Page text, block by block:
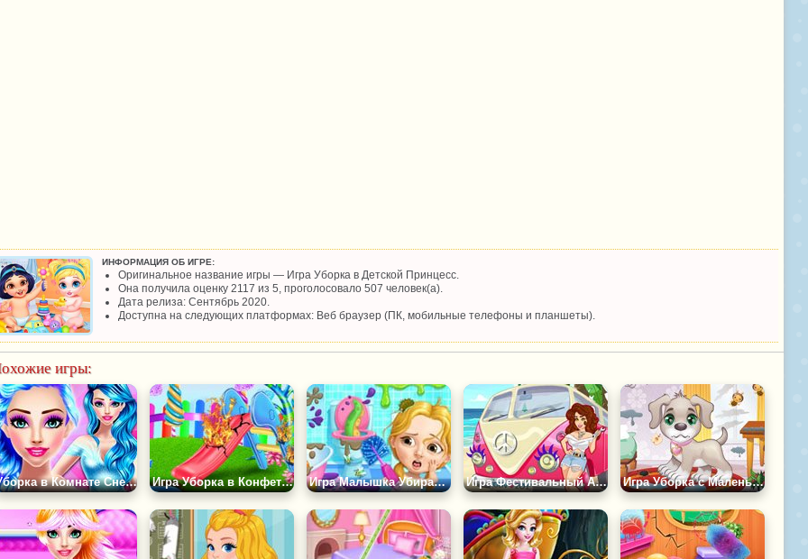
ИНФОРМАЦИЯ ОБ ИГРЕ:
Оригинальное название игры — Игра Уборка в Детской Принцесс.
Она получила оценку 2117 из 5, проголосовало 507 человек(а).
Дата релиза: Сентябрь 2020.
Доступна на следующих платформах: Веб браузер (ПК, мобильные телефоны и планшеты).
игры:
Уборка в Комнате Снежной Королевы Игра Уборка в Конфетном Саду Игра Малышка Убирает в Отеле Игра Фестивальный Автобус: Ремонт Игра Уборка с Маленьким Щенком